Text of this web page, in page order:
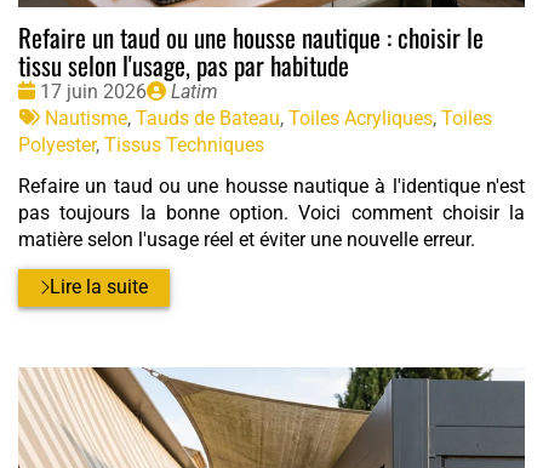
Refaire un taud ou une housse nautique : choisir le
tissu selon l'usage, pas par habitude
Date
:
17 juin 2026
Publié
par
Latim
Tags
:
Nautisme, Tauds de Bateau, Toiles Acryliques, Toiles
Polyester, Tissus Techniques
Refaire un taud ou une housse nautique à l'identique n'est
pas toujours la bonne option. Voici comment choisir la
matière selon l'usage réel et éviter une nouvelle erreur.
Lire la suite